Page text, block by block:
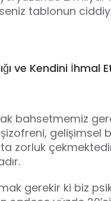
tablonun
ve Kendini İhmal
bahsetmemiz
gelişimsel
zorluk
gerekir ki biz